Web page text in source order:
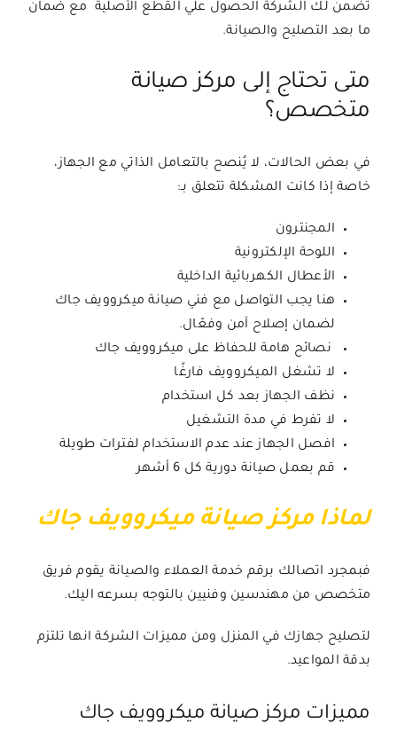
تضمن لك الشركة الحصول علي القطع الأصلية مع ضمان
ما بعد التصليح والصيانة.
متى تحتاج إلى مركز صيانة
متخصص؟
في بعض الحالات، لا يُنصح بالتعامل الذاتي مع الجهاز،
خاصة إذا كانت المشكلة تتعلق بـ:
المجنترون
اللوحة الإلكترونية
الأعطال الكهربائية الداخلية
هنا يجب التواصل مع فني صيانة ميكروويف جاك
لضمان إصلاح آمن وفعّال.
نصائح هامة للحفاظ على ميكروويف جاك
لا تشغل الميكروويف فارغًا
نظف الجهاز بعد كل استخدام
لا تفرط في مدة التشغيل
افصل الجهاز عند عدم الاستخدام لفترات طويلة
قم بعمل صيانة دورية كل 6 أشهر
لماذا مركز صيانة ميكروويف جاك
فبمجرد اتصالك برقم خدمة العملاء والصيانة يقوم فريق
متخصص من مهندسين وفنيين بالتوجه بسرعه اليك.
لتصليح جهازك في المنزل ومن مميزات الشركة انها تلتزم
بدقة المواعيد.
مميزات مركز صيانة ميكروويف جاك